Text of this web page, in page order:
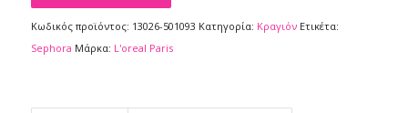
Κωδικός προϊόντος: 13026-501093 Κατηγορία: Κραγιόν Ετικέτα:
Sephora Μάρκα: L'oreal Paris